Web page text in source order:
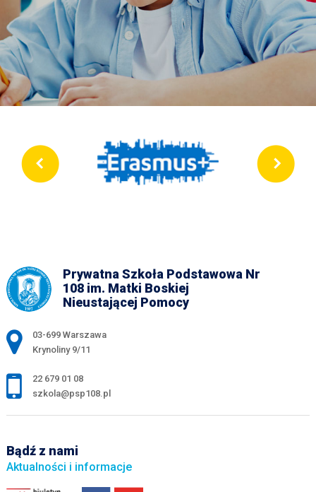
Prywatna Szkoła Podstawowa Nr
108 im. Matki Boskiej
Nieustającej Pomocy
Adres pocztowy:
03-699 Warszawa
Krynoliny 9/11
22 679 01 08
szkola@psp108.pl
Bądź z nami
Aktualności i informacje